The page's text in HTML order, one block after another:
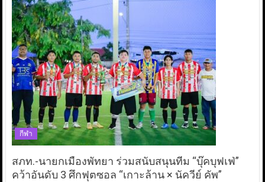
กีฬา
สภท.-นายกเมืองพัทยา ร่วมสนับสนุนทีม “บุ๊คบุฟเฟ่”
คว้าอันดับ 3 ศึกฟุตซอล “เกาะล้าน × นัควีย์ คัพ”